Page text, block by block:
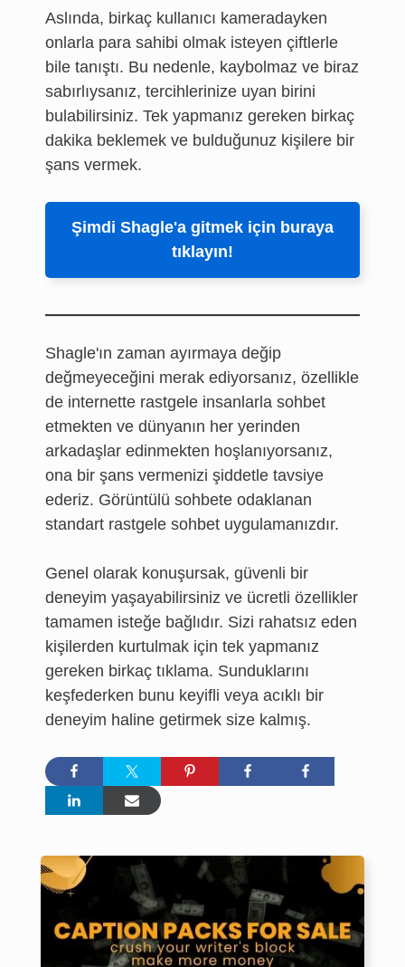
Aslında, birkaç kullanıcı kameradayken
onlarla para sahibi olmak isteyen çiftlerle
bile tanıştı. Bu nedenle, kaybolmaz ve biraz
sabırlıysanız, tercihlerinize uyan birini
bulabilirsiniz. Tek yapmanız gereken birkaç
dakika beklemek ve bulduğunuz kişilere bir
şans vermek.
Şimdi Shagle'a gitmek için buraya
tıklayın!
Shagle'ın zaman ayırmaya değip
değmeyeceğini merak ediyorsanız, özellikle
de internette rastgele insanlarla sohbet
etmekten ve dünyanın her yerinden
arkadaşlar edinmekten hoşlanıyorsanız,
ona bir şans vermenizi şiddetle tavsiye
ederiz. Görüntülü sohbete odaklanan
standart rastgele sohbet uygulamanızdır.
Genel olarak konuşursak, güvenli bir
deneyim yaşayabilirsiniz ve ücretli özellikler
tamamen isteğe bağlıdır. Sizi rahatsız eden
kişilerden kurtulmak için tek yapmanız
gereken birkaç tıklama. Sunduklarını
keşfederken bunu keyifli veya acıklı bir
deneyim haline getirmek size kalmış.